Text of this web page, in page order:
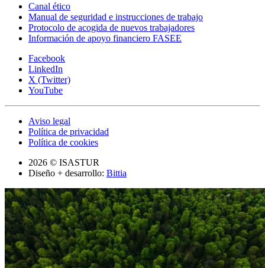
Canal ético
Manual de seguridad e instrucciones de trabajo
Protocolo de acogida de nuevos trabajadores
Información de apoyo financiero FASEE
Facebook
LinkedIn
X (Twitter)
YouTube
Aviso legal
Política de privacidad
Política de cookies
2026 © ISASTUR
Diseño + desarrollo: Bittia